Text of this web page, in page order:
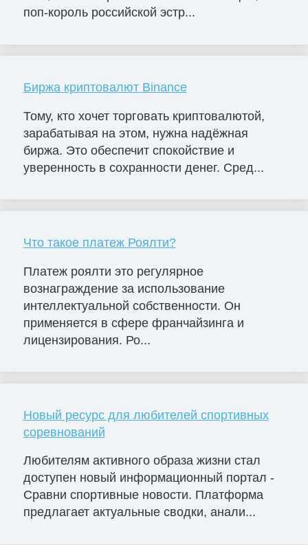
поп-король российской эстр...
Биржа криптовалют Binance
Тому, кто хочет торговать криптовалютой,
зарабатывая на этом, нужна надёжная
биржа. Это обеспечит спокойствие и
уверенность в сохранности денег. Сред...
Что такое платеж Роялти?
Платеж роялти это регулярное
вознаграждение за использование
интеллектуальной собственности. Он
применяется в сфере франчайзинга и
лицензирования. Ро...
Новый ресурс для любителей спортивных
соревнований
Любителям активного образа жизни стал
доступен новый информационный портал -
Сравни спортивные новости. Платформа
предлагает актуальные сводки, анали...